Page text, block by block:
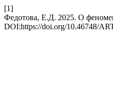
[1]
Федотова, Е.Д. 2025. О
DOI:https://doi.org/10.46748/